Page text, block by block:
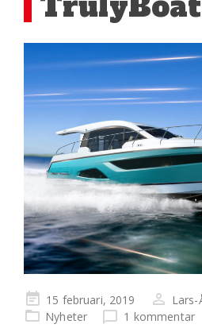
Publicerad
på
15 februari, 2019
Lars-
Nyheter
1 kommentar